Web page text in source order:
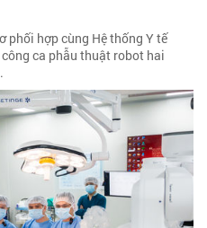
phối hợp cùng Hệ thống Y tế
ca phẫu thuật robot hai